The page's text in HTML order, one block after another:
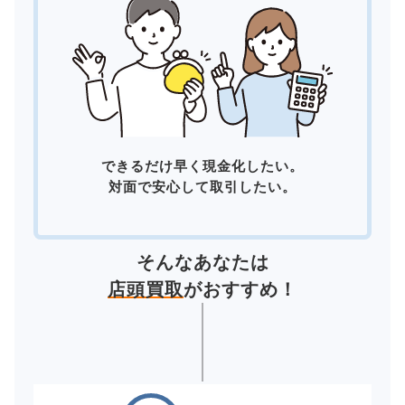
できるだけ早く現金化したい。
対面で安心して取引したい。
そんなあなたは
店頭買取がおすすめ！